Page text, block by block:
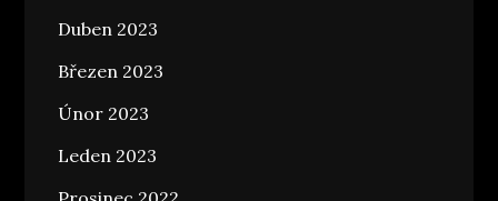
Duben 2023
Březen 2023
Únor 2023
Leden 2023